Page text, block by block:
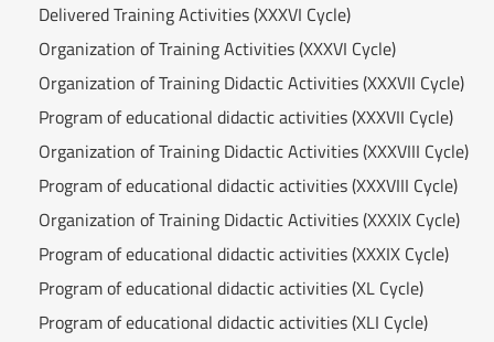
Delivered Training Activities (XXXVI Cycle)
Organization of Training Activities (XXXVI Cycle)
Organization of Training Didactic Activities (XXXVII Cycle)
Program of educational didactic activities (XXXVII Cycle)
Organization of Training Didactic Activities (XXXVIII Cycle)
Program of educational didactic activities (XXXVIII Cycle)
Organization of Training Didactic Activities (XXXIX Cycle)
Program of educational didactic activities (XXXIX Cycle)
Program of educational didactic activities (XL Cycle)
Program of educational didactic activities (XLI Cycle)